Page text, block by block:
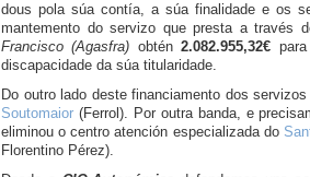
dous pola súa contía, a súa finalidade e os
mantemento do servizo que presta a través
Francisco (Agasfra) obtén2.082.955,32€
discapacidade da súa titularidade.
Do outro lado deste financiamento dos
Soutomaior (Ferrol). Por outra banda, e
eliminouo centro atención especializada do
Florentino Pérez).